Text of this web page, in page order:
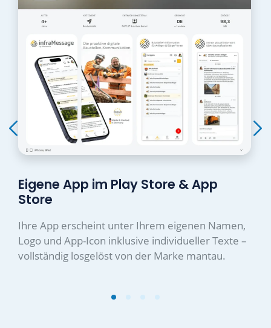
Eigene App im Play Store & App
Store
Ihre App erscheint unter Ihrem eigenen Namen,
Logo und App-Icon inklusive individueller Texte –
vollständig losgelöst von der Marke mantau.